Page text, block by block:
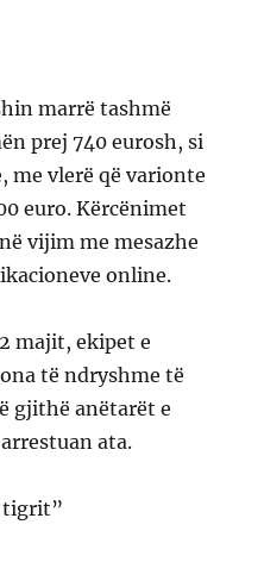
marrë tashmë
prej 740 eurosh, si
me vlerë që varionte
euro. Kërcënimet
vijim me mesazhe
online.
majit, ekipet e
të ndryshme të
gjithë anëtarët e
ata.
tigrit”